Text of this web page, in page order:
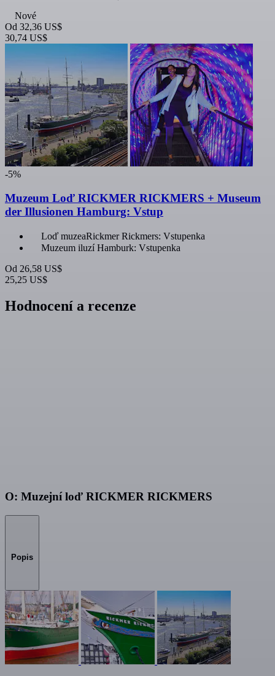
Nové
Od 32,36 US$
30,74 US$
-5%
Muzeum Loď RICKMER RICKMERS + Museum
der Illusionen Hamburg: Vstup
Loď muzeaRickmer Rickmers: Vstupenka
Muzeum iluzí Hamburk: Vstupenka
Od 26,58 US$
25,25 US$
Hodnocení a recenze
O: Muzejní loď RICKMER RICKMERS
Popis